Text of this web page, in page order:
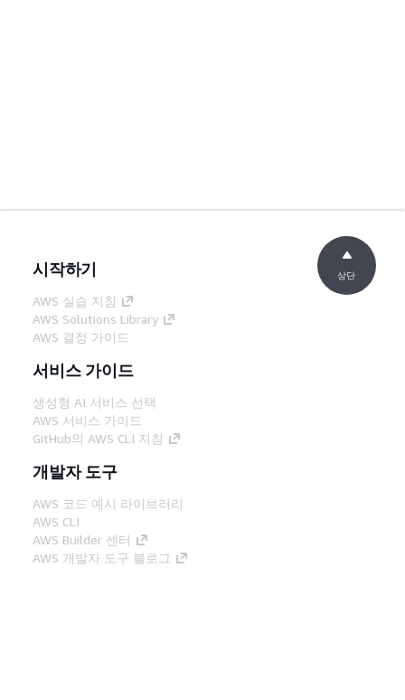
시작하기
AWS 실습 지침
AWS Solutions Library
AWS 결정 가이드
서비스 가이드
생성형 AI 서비스 선택
AWS 서비스 가이드
GitHub의 AWS CLI 지침
개발자 도구
AWS 코드 예시 라이브러리
AWS CLI
AWS Builder 센터
AWS 개발자 도구 블로그
상단